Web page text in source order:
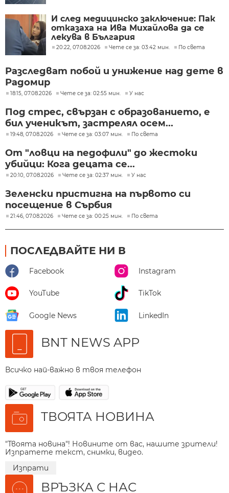
И след медицинско заключение: Пак
отказаха на Ива Михайлова да се
лекува в България
20:22, 07.08.2026 Чете се за: 03:42 мин. По света
Разследват побой и унижение над дете в
Радомир
18:15, 07.08.2026 Чете се за: 02:55 мин. У нас
Под стрес, свързан с образованието, е
бил ученикът, застрелял осем...
19:48, 07.08.2026 Чете се за: 03:07 мин. По света
От "ловци на педофили" до жестоки
убийци: Кога децата се...
20:10, 07.08.2026 Чете се за: 02:37 мин. У нас
Зеленски пристигна на първото си
посещение в Сърбия
21:46, 07.08.2026 Чете се за: 00:25 мин. По света
ПОСЛЕДВАЙТЕ НИ В
Facebook Instagram
YouTube TikTok
Google News LinkedIn
BNT NEWS APP
Всичко най-важно в твоя телефон
ТВОЯТА НОВИНА
"Твоята новина"! Новините от вас, нашите зрители!
Изпратете текст, снимки, видео.
Изпрати
ВРЪЗКА С НАС